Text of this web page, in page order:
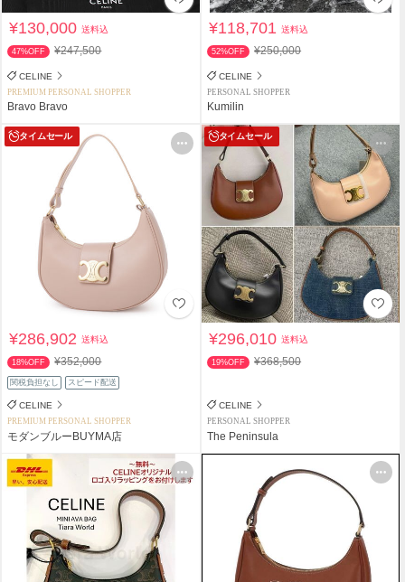
¥130,000送料込
47%OFF ¥247,500
CELINE
PREMIUM PERSONAL SHOPPER
Bravo Bravo
¥118,701送料込
52%OFF ¥250,000
CELINE
PERSONAL SHOPPER
Kumilin
タイムセール
¥286,902送料込
18%OFF ¥352,000
関税負担なし スピード配送
CELINE
PREMIUM PERSONAL SHOPPER
モダンブルーBUYMA店
タイムセール
¥296,010送料込
19%OFF ¥368,500
CELINE
PERSONAL SHOPPER
The Peninsula